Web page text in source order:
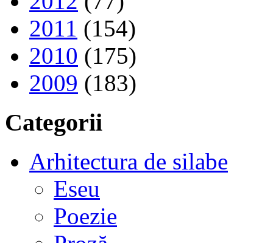
2011 (154)
2010 (175)
2009 (183)
Categorii
Arhitectura de silabe
Eseu
Poezie